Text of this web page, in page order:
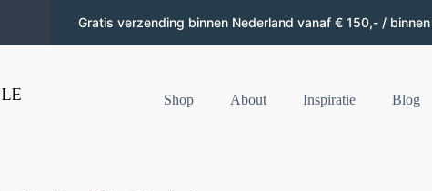
Gratis verzending binnen Nederland vanaf € 150,- /
Shop About Inspiratie Blog